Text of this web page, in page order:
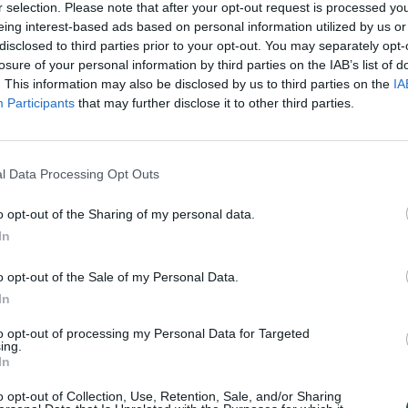
selection. Please note that after your opt-out request is processed
interest-based ads based on personal information utilized by us
to third parties prior to your opt-out. You may separately
of your personal information by third parties on the IAB’s list of
This information may also be disclosed by us to third parties on the
Participants that may further disclose it to other third parties.
Data Processing Opt Outs
opt-out of the Sharing of my personal data.
opt-out of the Sale of my Personal Data.
opt-out of processing my Personal Data for Targeted
opt-out of Collection, Use, Retention, Sale, and/or Sharing
venture capital Smg Capital,
strategica per Gemfields, che
per l’azienda”, ha
sottolineando come il gruppo si
e orologi: i pezzi ultralusso che
nel 2012 con l’obiettivo di
settore delle gemme
nel mondo della
tempi leazioni della società si